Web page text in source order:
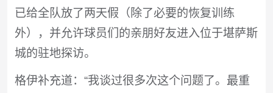
已给全队放了两天假（除了必要的恢复训练
外），并允许球员们的亲朋好友进入位于堪萨斯
城的驻地探访。
格伊补充道：“我谈过很多次这个问题了。最重